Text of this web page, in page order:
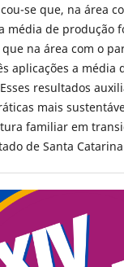
se que, na área
média de produção
na área com o
aplicações a média
resultados
mais
familiar em
de Santa